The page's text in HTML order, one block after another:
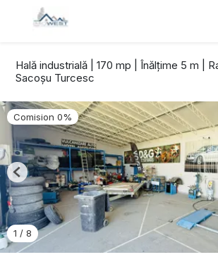
Hală industrială | 170 mp | Înălțime 5 m |
Sacoșu Turcesc
Comision 0%
1 / 8
Previous